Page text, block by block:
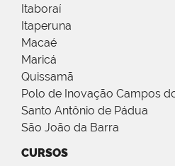
Itaboraí
Itaperuna
Macaé
Maricá
Quissamã
Polo de Inovação Campos
Santo Antônio de Pádua
São João da Barra
CURSOS